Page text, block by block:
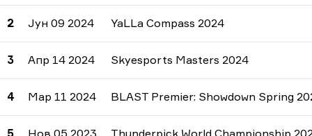
2 Јун 09 2024 YaLLa Compass 2024
3 Апр 14 2024 Skyesports Masters 2024
4 Мар 11 2024 BLAST Premier: Showdown Spring
5 Нов 05 2023 Thunderpick World Championship